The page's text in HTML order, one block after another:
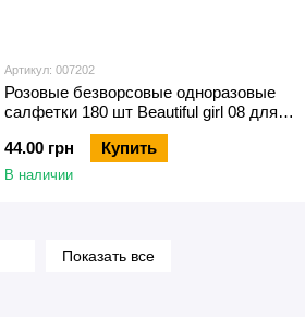
Артикул: 007202
Розовые безворсовые одноразовые
салфетки 180 шт Beautiful girl 08 для
маникюра и наращивания ресниц
44.00 грн
Купить
В наличии
Показать все